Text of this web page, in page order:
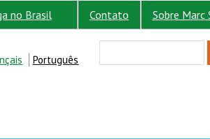
no Brasil Contato Sobre Marc
Português